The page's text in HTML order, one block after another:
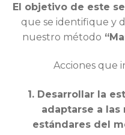
El objetivo de este
que se identifique y
nuestro método
Acciones que
1. Desarrollar la
adaptarse a las
estándares del